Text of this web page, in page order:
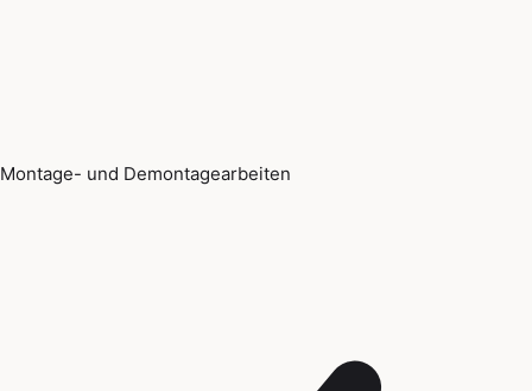
Montage- und Demontagearbeiten